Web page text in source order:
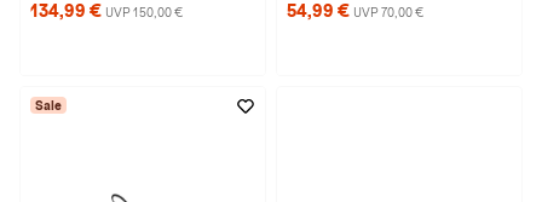
134,99 € UVP 150,00 € 54,99 € UVP 70,00 €
Sale